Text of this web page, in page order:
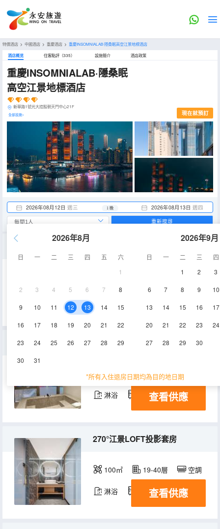
特價酒店 > 中國酒店 > 重慶酒店 > 重慶INSOMNIALAB·隱桑眠高空江景地標酒店
酒店概览 住客點評（335） 設施簡介 酒店政策
重慶INSOMNIALAB·隱桑眠
高空江景地標酒店
新華路1號光大控股朝天門中心21F
全部設施> 現在就預訂
2026年08月12日 週三 2026年08月13日 週四
1 晚
2026年8月
日 一 二 三 四 五
六
1
2 3 4 5 6 7 8
9 10 11 12 13 14 15
16 17 18 19 20 21 22
23 24 25 26 27 28 29
30 31
2026年9月
日 一 二 三
四
1
2 3
6 7 8 9 10
13 14 15 16 17
20 21 22 23 24
27 28 29 30
*所有入住退房日期均為目的地日期
重新搜尋
空調
60㎡ 21-34層
淋浴 冰箱查看供應
270°江景LOFT投影套房
100㎡ 19-40層 空調
淋浴 冰箱查看供應